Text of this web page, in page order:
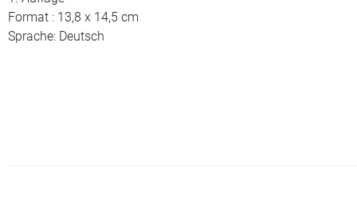
Format : 13,8 x 14,5 cm
Sprache: Deutsch